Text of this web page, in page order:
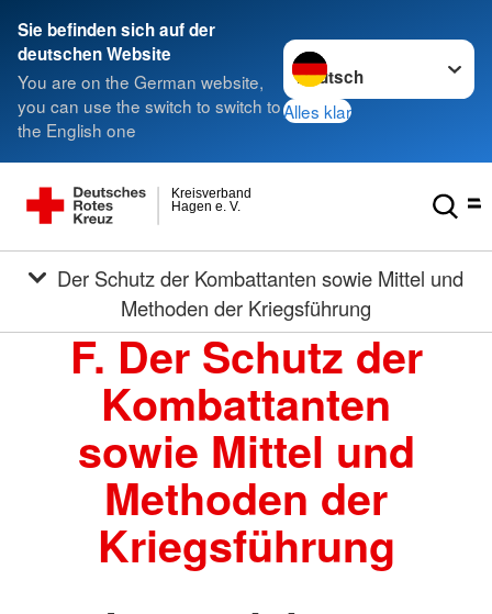
Sie befinden sich auf der
deutschen Website
You are on the German website,
you can use the switch to switch to
the English one
Sprache wechseln zu
Alles klar
Hagen e. V.
Kreisverband
Methoden der Kriegsführung
F. Der Schutz der
Kombattanten
sowie Mittel und
Methoden der
Kriegsführung